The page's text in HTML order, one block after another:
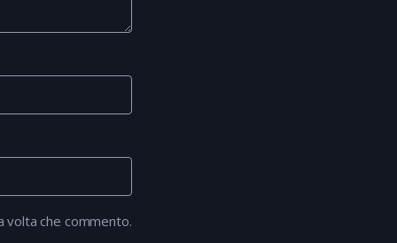
volta che commento.